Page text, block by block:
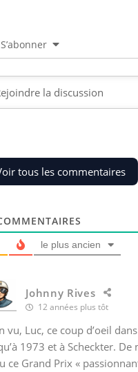
S’abonner
tous les commentaires
le plus ancien
Johnny Rives
12 années plus tôt
vu, Luc, ce coup d’oeil
1973 et à Scheckter. De
ce Grand Prix «